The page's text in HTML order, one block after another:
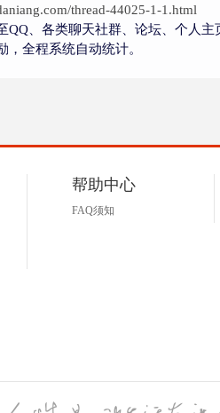
thread-44025-1-1.html
QQ、各类聊天社群、论坛、个人
全程系统自动统计。
帮助中心
FAQ须知